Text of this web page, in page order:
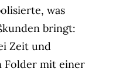
was
bringt:
Zeit und
Folder mit einer